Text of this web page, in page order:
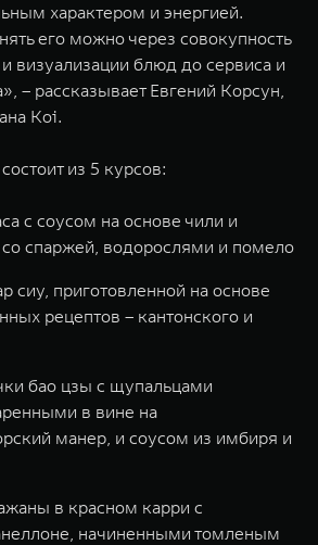
характером и энергией.
его можно через совокупность
визуализации блюд до сервиса и
– рассказывает Евгений Корсун,
Koi.
из 5 курсов:
с соусом на основе чили и
спаржей, водорослями и помело
сиу, приготовленной на основе
рецептов – кантонского и
бао цзы с щупальцами
в вине на
манер, и соусом из имбиря и
в красном карри с
начиненными томленым